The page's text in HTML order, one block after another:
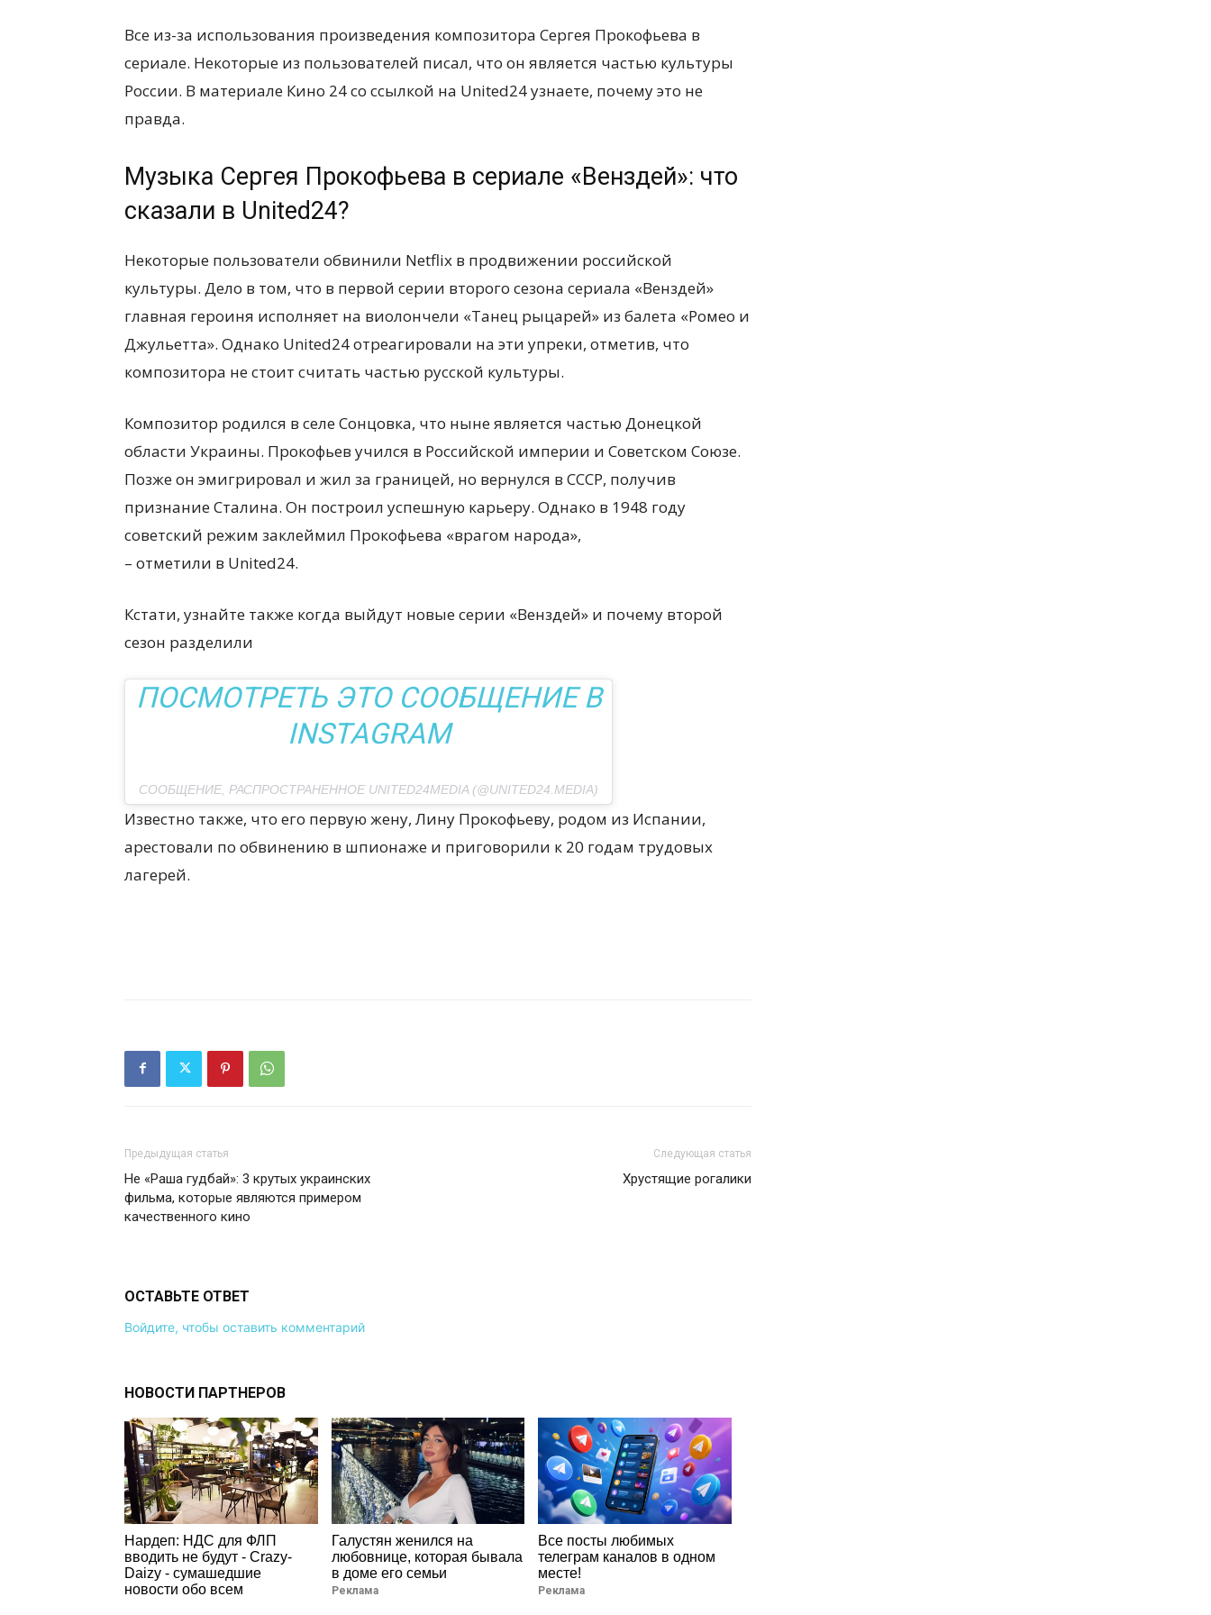
Все из-за использования произведения композитора Сергея Прокофьева в
сериале. Некоторые из пользователей писал, что он является частью культуры
России. В материале Кино 24 со ссылкой на United24 узнаете, почему это не
правда.
Музыка Сергея Прокофьева в сериале «Венздей»: что
сказали в United24?
Некоторые пользователи обвинили Netflix в продвижении российской
культуры. Дело в том, что в первой серии второго сезона сериала «Венздей»
главная героиня исполняет на виолончели «Танец рыцарей» из балета «Ромео и
Джульетта». Однако United24 отреагировали на эти упреки, отметив, что
композитора не стоит считать частью русской культуры.
Композитор родился в селе Сонцовка, что ныне является частью Донецкой
области Украины. Прокофьев учился в Российской империи и Советском Союзе.
Позже он эмигрировал и жил за границей, но вернулся в СССР, получив
признание Сталина. Он построил успешную карьеру. Однако в 1948 году
советский режим заклеймил Прокофьева «врагом народа»,
– отметили в United24.
Кстати, узнайте также когда выйдут новые серии «Венздей» и почему второй
сезон разделили
ПОСМОТРЕТЬ ЭТО СООБЩЕНИЕ В
INSTAGRAM
СООБЩЕНИЕ, РАСПРОСТРАНЕННОЕ UNITED24MEDIA (@UNITED24.MEDIA)
Известно также, что его первую жену, Лину Прокофьеву, родом из Испании,
арестовали по обвинению в шпионаже и приговорили к 20 годам трудовых
лагерей.
Предыдущая статья
Не «Раша гудбай»: 3 крутых украинских
фильма, которые являются примером
качественного кино
Следующая статья
Хрустящие рогалики
ОСТАВЬТЕ ОТВЕТ
Войдите, чтобы оставить комментарий
НОВОСТИ ПАРТНЕРОВ
Нардеп: НДС для ФЛП
вводить не будут - Crazy-
Daizy - сумашедшие
новости обо всем
Галустян женился на
любовнице, которая бывала
в доме его семьи
Реклама
Все посты любимых
телеграм каналов в одном
месте!
Реклама